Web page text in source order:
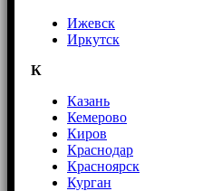
Ижевск
Иркутск
К
Казань
Кемерово
Киров
Краснодар
Красноярск
Курган